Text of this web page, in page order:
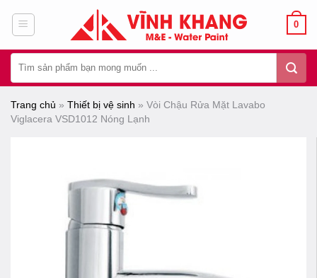
dung
0
kiếm:
Trang chủ » Thiết bị vệ sinh » Vòi Chậu Rửa Mặt Lavabo
Viglacera VSD1012 Nóng Lạnh